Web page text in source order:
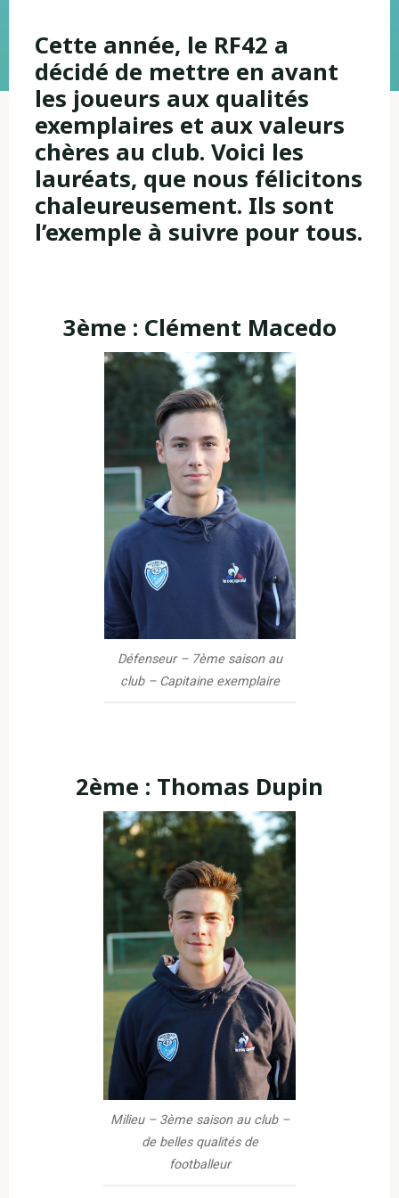
Cette année, le RF42 a
décidé de mettre en avant
les joueurs aux qualités
exemplaires et aux valeurs
chères au club. Voici les
lauréats, que nous félicitons
chaleureusement. Ils sont
l’exemple à suivre pour tous.
3ème : Clément Macedo
Défenseur – 7ème saison au
club – Capitaine exemplaire
2ème : Thomas Dupin
Milieu – 3ème saison au club –
de belles qualités de
footballeur